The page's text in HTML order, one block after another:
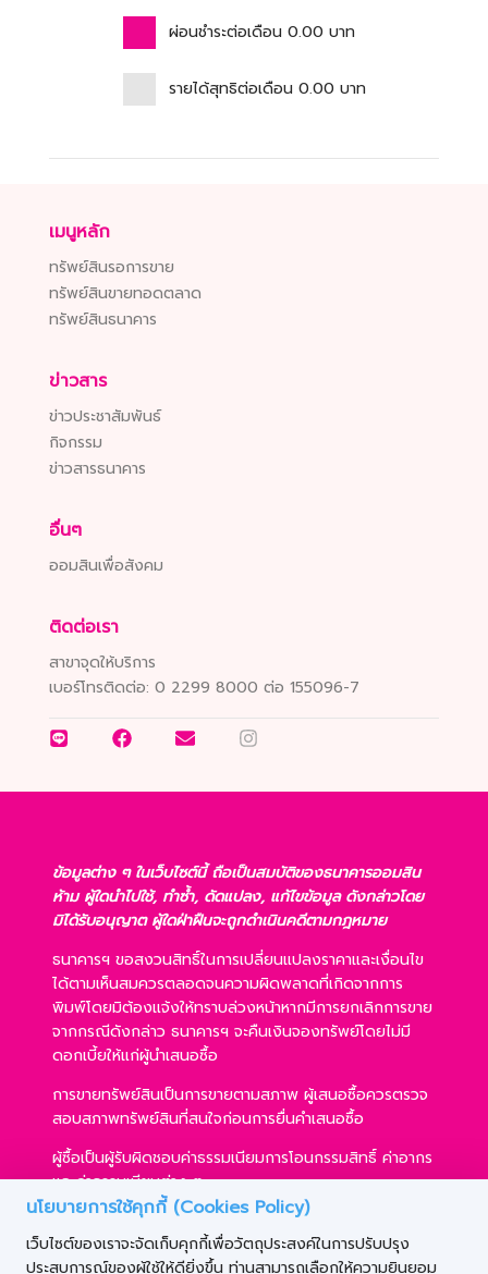
นโยบายการใช้คุกกี้ (Cookies Policy)
เว็บไซต์ของเราจะจัดเก็บคุกกี้เพื่อวัตถุประสงค์ในการปรับปรุง
ประสบการณ์ของผู้ใช้ให้ดียิ่งขึ้น ท่านสามารถเลือกให้ความยินยอม
ผ่อนชำระต่อเดือน 0.00 บาท
รายได้สุทธิต่อเดือน 0.00 บาท
เมนูหลัก
ทรัพย์สินรอการขาย
ทรัพย์สินขายทอดตลาด
ทรัพย์สินธนาคาร
ข่าวสาร
ข่าวประชาสัมพันธ์
กิจกรรม
ข่าวสารธนาคาร
อื่นๆ
ออมสินเพื่อสังคม
ติดต่อเรา
สาขาจุดให้บริการ
เบอร์โทรติดต่อ: 0 2299 8000 ต่อ 155096-7
ข้อมูลต่าง ๆ ในเว็บไซต์นี้ ถือเป็นสมบัติของธนาคารออมสิน
ห้าม ผู้ใดนำไปใช้, ทำซ้ำ, ดัดแปลง, แก้ไขข้อมูล ดังกล่าวโดย
มิได้รับอนุญาต ผู้ใดฝ่าฝืนจะถูกดำเนินคดีตามกฎหมาย
ธนาคารฯ ขอสงวนสิทธิ์ในการเปลี่ยนแปลงราคาและเงื่อนไข
ได้ตามเห็นสมควรตลอดจนความผิดพลาดที่เกิดจากการ
พิมพ์โดยมิต้องแจ้งให้ทราบล่วงหน้าหากมีการยกเลิกการขาย
จากกรณีดังกล่าว ธนาคารฯ จะคืนเงินจองทรัพย์โดยไม่มี
ดอกเบี้ยให้แก่ผู้นำเสนอซื้อ
การขายทรัพย์สินเป็นการขายตามสภาพ ผู้เสนอซื้อควรตรวจ
สอบสภาพทรัพย์สินที่สนใจก่อนการยื่นคำเสนอซื้อ
ผู้ซื้อเป็นผู้รับผิดชอบค่าธรรมเนียมการโอนกรรมสิทธิ์ ค่าอากร
และค่าธรรมเนียมต่าง ๆ
ผู้ซื้อสามารถขอสินเชื่อได้ตามหลักเกณฑ์ของธนาคารฯ และ
การเสนอซื้อไม่เป็นเงื่อนไขในการพิจารณาอนุมัติสินเชื่อ